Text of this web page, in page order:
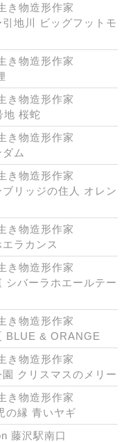
き物造形作家
地川 ビッグフットモ
き物造形作家
き物造形作家
地 桜蛇
き物造形作家
ム
き物造形作家
リッジの住人 オレン
き物造形作家
ラカンス
き物造形作家
シバーラホエールテー
き物造形作家
BLUE & ORANGE
き物造形作家
クリスマスのメリー
き物造形作家
の縁 青いヤギ
藤沢駅南口